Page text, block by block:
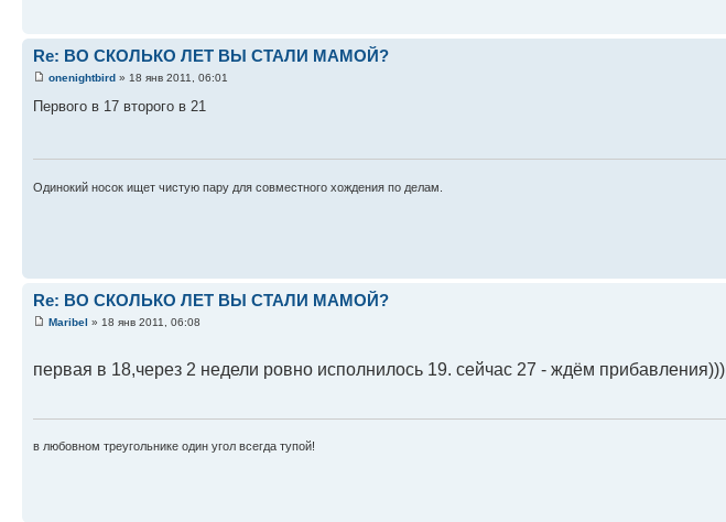
Re: ВО СКОЛЬКО ЛЕТ ВЫ СТАЛИ МАМОЙ?
onenightbird » 18 янв 2011, 06:01
Первого в 17 второго в 21
Одинокий носок ищет чистую пару для совместного хождения по делам.
Re: ВО СКОЛЬКО ЛЕТ ВЫ СТАЛИ МАМОЙ?
Maribel » 18 янв 2011, 06:08
первая в 18,через 2 недели ровно исполнилось 19. сейчас 27 - ждём прибавления)))
в любовном треугольнике один угол всегда тупой!